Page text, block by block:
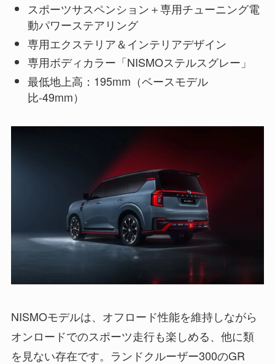
スポーツサスペンション＋専用チューニング電
動パワーステアリング
専用エクステリア＆インテリアデザイン
専用ボディカラー「NISMOステルスグレー」
最低地上高：195mm（ベースモデル
比-49mm）
NISMOモデルは、オフロード性能を維持しながら
オンロードでのスポーツ走行も楽しめる、他に類
を見ない存在です。ランドクルーザー300のGR